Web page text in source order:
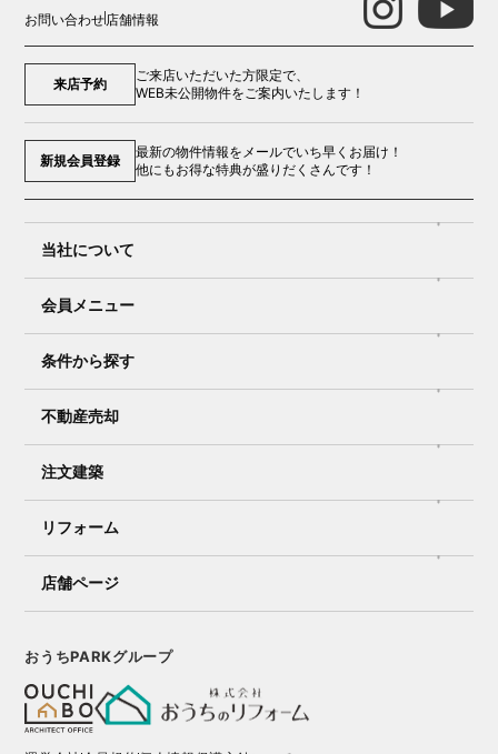
お問い合わせ店舗情報
来店予約
ご来店いただいた方限定で、
WEB未公開物件をご案内いたします！
新規会員登録
最新の物件情報をメールでいち早くお届け！
他にもお得な特典が盛りだくさんです！
当社について
会員メニュー
条件から探す
不動産売却
注文建築
リフォーム
店舗ページ
おうちPARKグループ